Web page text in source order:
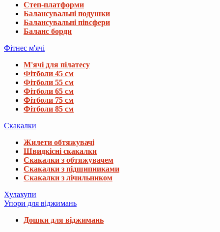
Степ-платформи
Балансувальні подушки
Балансувальні півсфери
Баланс борди
Фітнес м'ячі
М'ячі для пілатесу
Фітболи 45 см
Фітболи 55 см
Фітболи 65 см
Фітболи 75 см
Фітболи 85 см
Скакалки
Жилети обтяжувачі
Швидкісні скакалки
Скакалки з обтяжувачем
Скакалки з підшипниками
Скакалки з лічильником
Хулахупи
Упори для віджимань
Дошки для віджимань